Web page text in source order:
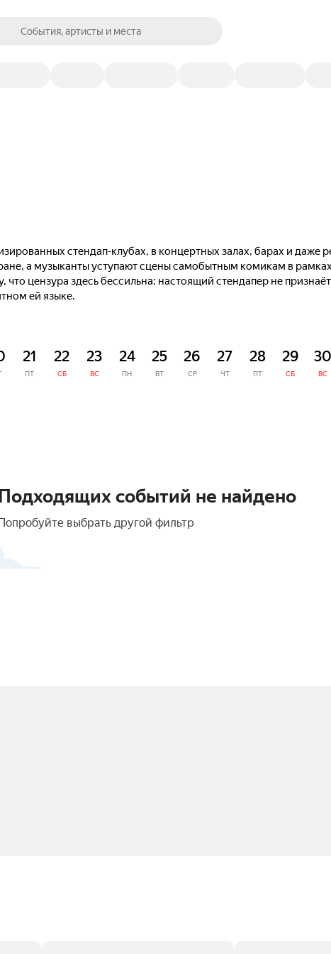
События, артисты и места
стендап-клубах, в концертных залах, барах и даже
а музыканты уступают сцены самобытным комикам в
что цензура здесь бессильна: настоящий стендапер не
ей языке.
21
ПТ
22
СБ
23
ВС
24
ПН
25
ВТ
26
СР
27
ЧТ
28
ПТ
29
СБ
30
ВС
событий не найдено
выбрать другой фильтр